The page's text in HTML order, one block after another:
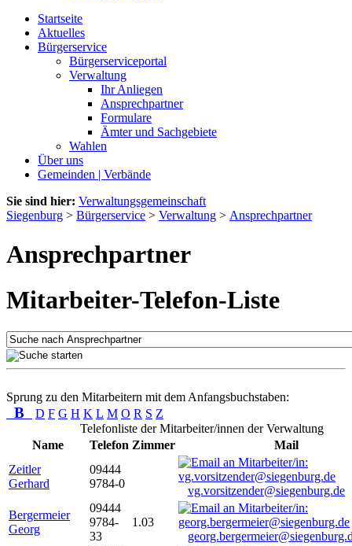
Startseite
Aktuelles
Bürgerservice
Bürgerserviceportal
Verwaltung
Ihr Anliegen
Ansprechpartner
Formulare
Ämter und Sachgebiete
Wahlen
Über uns
Gemeinden | Verbände
Sie sind hier: Verwaltungsgemeinschaft
Siegenburg > Bürgerservice > Verwaltung > Ansprechpartner
Ansprechpartner
Mitarbeiter-Telefon-Liste
Sprung zu den Mitarbeitern mit dem Anfangsbuchstaben:
B D F G H K L M O R S Z
Telefonliste der Mitarbeiter/innen der Verwaltung
Name
Telefon Zimmer
Mail
Zeitler
Gerhard
09444
9784-0
vg.vorsitzender@siegenburg.de
Bergermeier
Georg
09444
9784-
33
1.03